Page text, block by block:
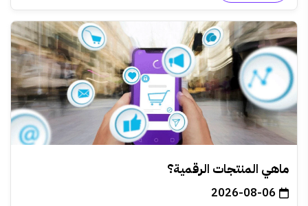
ماهي المنتجات الرقمية؟
2026-08-06